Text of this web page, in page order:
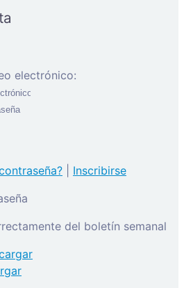
electrónico:
Inscribirse
del boletín semanal